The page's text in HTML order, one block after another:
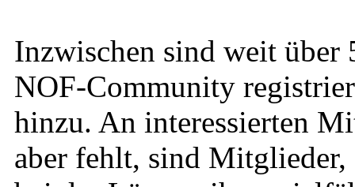
Inzwischen sind weit über
NOF-Community
hinzu. An interessierten
aber fehlt, sind Mitglieder,